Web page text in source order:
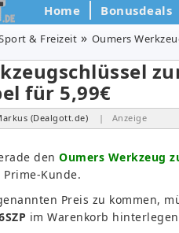
Home Bonusdeals
& Freizeit Oumers
für 5,99€
(Dealgott.de) | Anzeige
den Oumers Werkzeug
Prime-Kunde.
Preis zu kommen,
im Warenkorb